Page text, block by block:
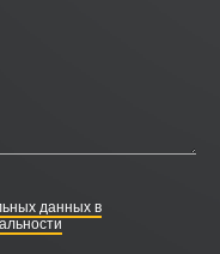
данных в